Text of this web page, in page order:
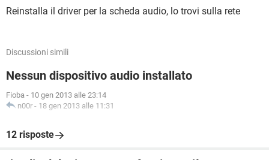
Reinstalla il driver per la scheda audio, lo trovi sulla rete
Discussioni simili
Nessun dispositivo audio installato
Fioba - 10 gen 2013 alle 23:14
n00r - 18 gen 2013 alle 11:31
12 risposte